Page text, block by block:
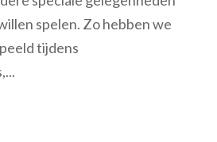
spelen. Zo hebben we
tijdens